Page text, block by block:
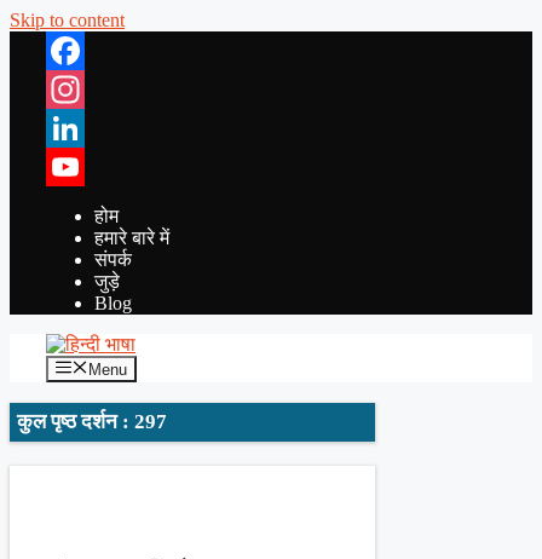
Skip to content
Facebook
Instagram
LinkedIn
YouTube
होम
हमारे बारे में
संपर्क
जुड़े
Blog
Menu
कुल पृष्ठ दर्शन : 297